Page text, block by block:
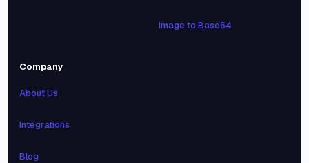
Image to Base64
Company
About Us
Integrations
Blog